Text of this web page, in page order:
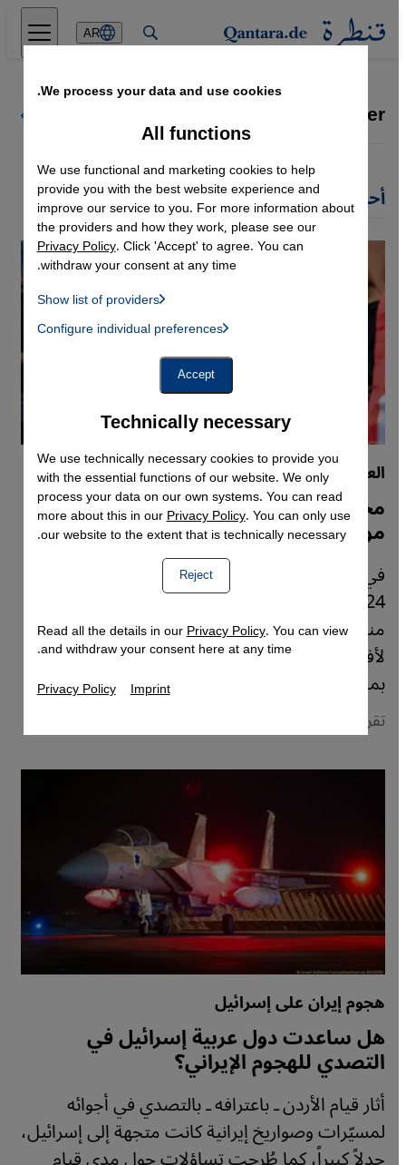
Direkt zum Inhalt springen
AR
Cathrin Schaer
أحدث مقالات Cathrin Schaer
العراق
مجتمع الميم يخسر آخر ملاذاته العلنية:
مواقع التواصل
في العراق قبل إقرار البرلمان -أواخر أبريل / نيسان
2024- قانونا يجرم الترويج للعلاقات المثلية كانت
منصات التواصل الاجتماعي مساحة آمنة نسبيا
لأفراد مجتمع الميم، لكنهم باتوا يتناصحون بالبقاء
بمجال الإنترنت الخاص غير العلني.
تقرير: Cathrin Schaer
هجوم إيران على إسرائيل
هل ساعدت دول عربية إسرائيل في
التصدي للهجوم الإيراني؟
أثار قيام الأردن ـ باعترافه ـ بالتصدي في أجوائه
لمسيّرات وصواريخ إيرانية كانت متجهة إلى إسرائيل،
We process your data and use cookies.
Technically necessary
We use technically necessary cookies to provide you
with the essential functions of our website. We only
process your data on our own systems. You can read
more about this in ourPrivacy Policy. You can only use
our website to the extent that is technically necessary.
Reject
All functions
We use functional and marketing cookies to help
provide you with the best website experience and
improve our service to you. For more information about
the providers and how they work, please see our
Privacy Policy. Click 'Accept' to agree. You can
withdraw your consent at any time.
Show list of providers
Instagram Embed, Twitter Embed, Youtube Embed
Facebook Embed / Facebook Connect
Google Maps Embed
Configure individual preferences
Accept
Read all the details in ourPrivacy Policy. You can view
and withdraw your consent here at any time.
Privacy Policy Imprint